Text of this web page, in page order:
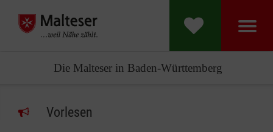
Die Malteser in Baden-Württemberg
Vorlesen